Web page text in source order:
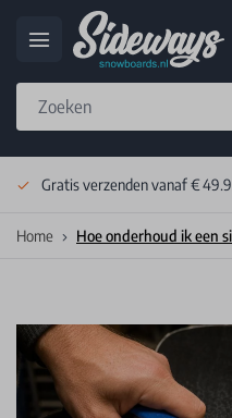
Gratis verzenden vanaf €
Home Hoe onderhoud ik een